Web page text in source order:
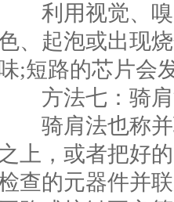
利用视觉、嗅
、起泡或出现
;短路的芯片会
方法七：骑肩
骑肩法也称并
之上，或者把好
查的元器件并